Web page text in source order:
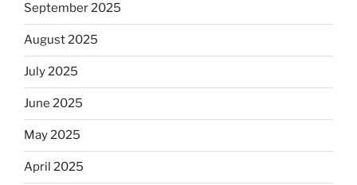
September 2025
August 2025
July 2025
June 2025
May 2025
April 2025